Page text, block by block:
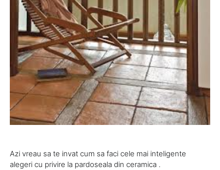
Azi vreau sa te invat cum sa faci cele mai inteligente
alegeri cu privire la pardoseala din ceramica .